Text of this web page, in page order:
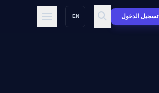
تسجيل الدخول EN